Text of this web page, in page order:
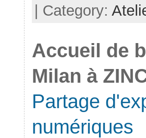
| Category:
Accueil de
Milan à
Partage
numériques